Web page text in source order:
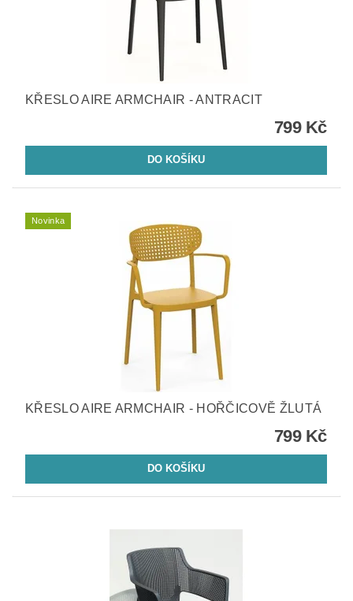
KŘESLO AIRE ARMCHAIR - ANTRACIT
799 Kč
Novinka
KŘESLO AIRE ARMCHAIR - HOŘČICOVĚ ŽLUTÁ
799 Kč